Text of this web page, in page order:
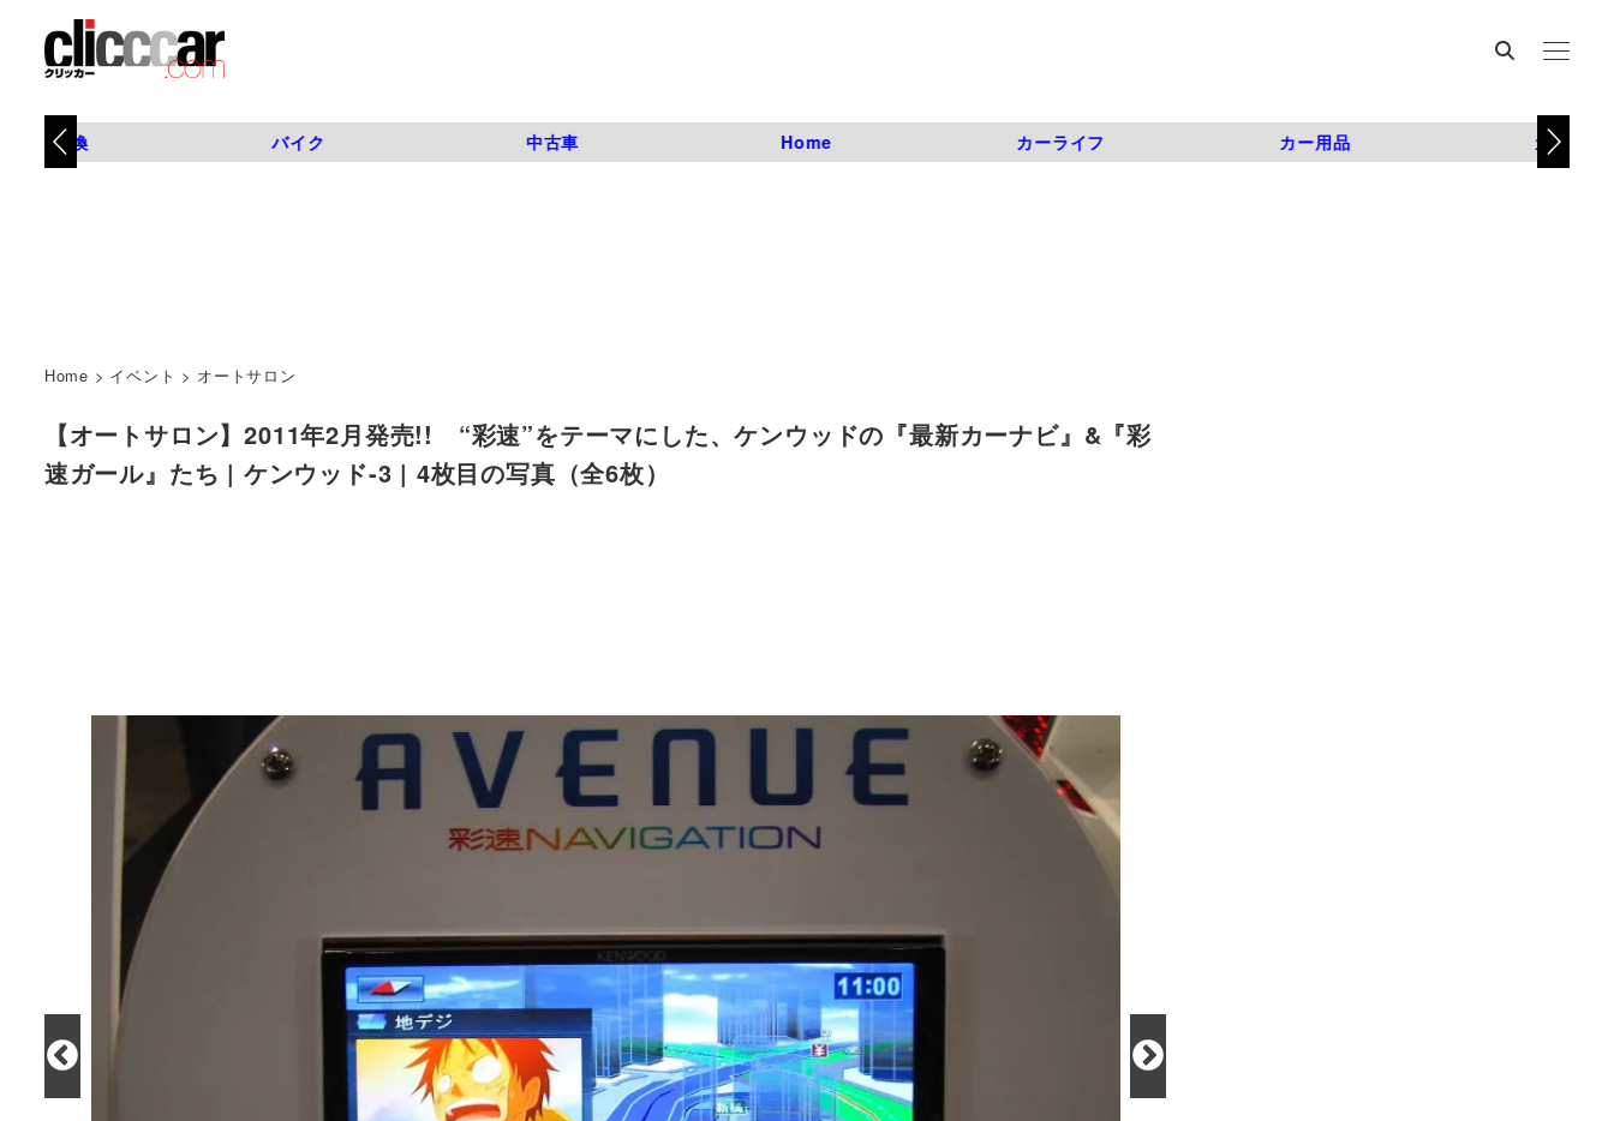
タイヤ交換 バイク 中古車 Home カーライフ カー用品 カスタム
Home > イベント > オートサロン
【オートサロン】2011年2月発売!! “彩速”をテーマにした、ケンウッドの『最新カーナビ』&『彩
速ガール』たち | ケンウッド-3 | 4枚目の写真（全6枚）